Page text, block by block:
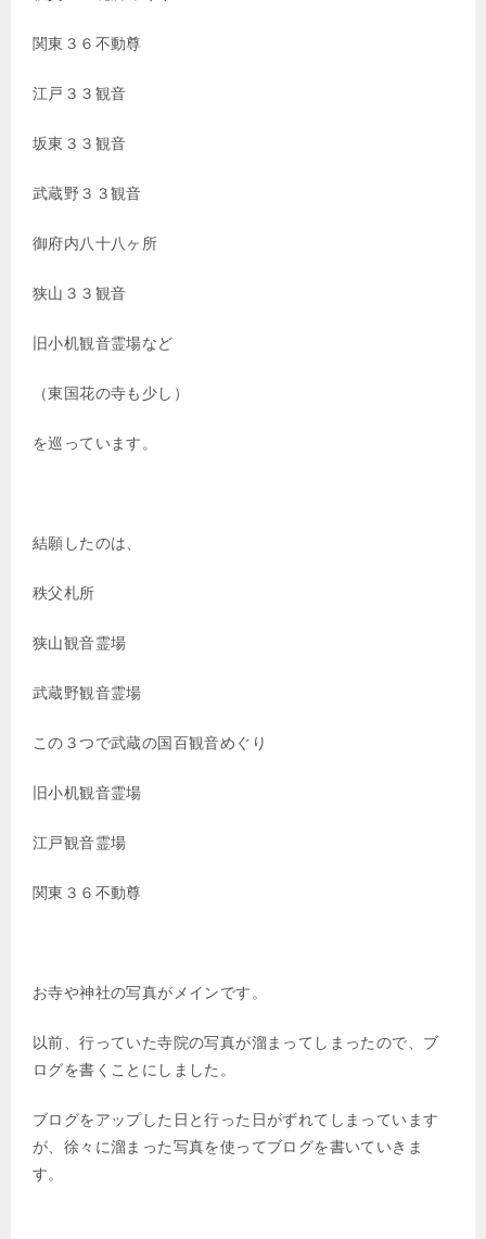
関東３６不動尊
江戸３３観音
坂東３３観音
武蔵野３３観音
御府内八十八ヶ所
狭山３３観音
旧小机観音霊場など
（東国花の寺も少し）
を巡っています。
結願したのは、
秩父札所
狭山観音霊場
武蔵野観音霊場
この３つで武蔵の国百観音めぐり
旧小机観音霊場
江戸観音霊場
関東３６不動尊
お寺や神社の写真がメインです。
以前、行っていた寺院の写真が溜まってしまったので、ブ
ログを書くことにしました。
ブログをアップした日と行った日がずれてしまっています
が、徐々に溜まった写真を使ってブログを書いていきま
す。